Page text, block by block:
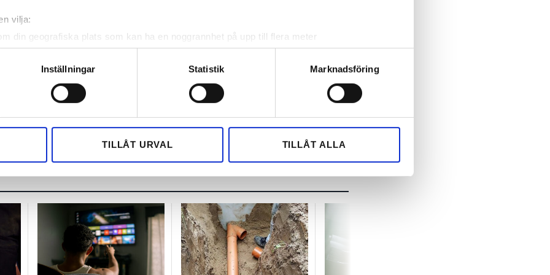
vilja:
din geografiska plats som kan ha en noggrannhet på upp till flera meter
att aktivt skanna den för specifika kännetecken (fingeravtryck)
uppgifter behandlas och ställ in dina preferenser i
detaljsektionen. Du kan ändra
när som helst från cookie-förklaringen.
trafik. Vi vidarebefordrar även sådana identifierare och annan information från din enhet
och analysföretag som vi samarbetar med. Dessa kan i sin tur kombinera informationen
Inställningar Statistik Marknadsföring
TILLÅT URVAL TILLÅT ALLA
och få nyheter, tips och bevakningar rakt ner i